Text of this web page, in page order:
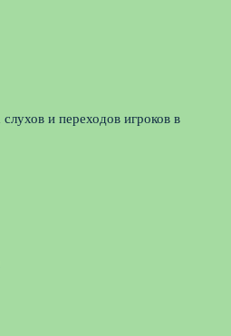
и переходов игроков в